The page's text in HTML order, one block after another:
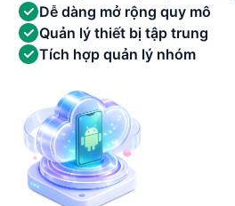
Dễ dàng mở rộng quy mô
Quản lý thiết bị tập trung
Tích hợp quản lý nhóm